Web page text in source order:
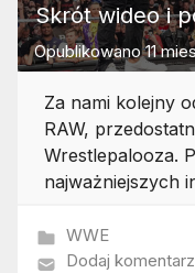
Skrót wideo i
Opublikowano11
Za nami kolejny
RAW,
Wrestlepalooza.
najważniejszych
WWE
Dodaj komentarz